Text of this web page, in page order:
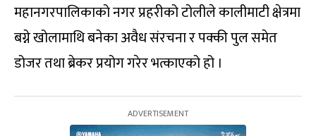
महानगरपालिकाको नगर प्रहरीको टोलीले कालीमाटी क्षेत्रमा
बग्ने खोलामाथि बनेका अवैध संरचना र पक्की पुल समेत
डोजर तथा ब्रेकर प्रयोग गरेर भत्काएको हो ।